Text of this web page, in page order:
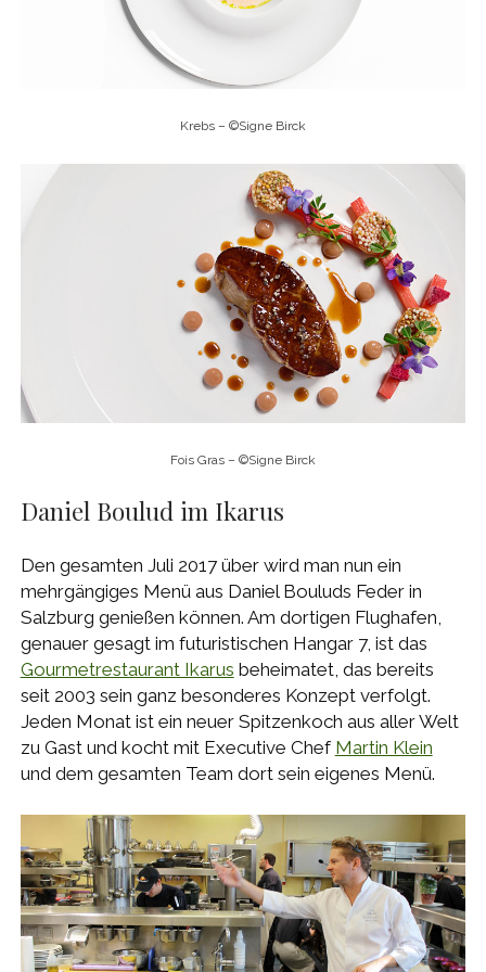
Krebs – ©Signe Birck
Fois Gras – ©Signe Birck
Daniel Boulud im Ikarus
Den gesamten Juli 2017 über wird man nun ein
mehrgängiges Menü aus Daniel Bouluds Feder in
Salzburg genießen können. Am dortigen Flughafen,
genauer gesagt im futuristischen Hangar 7, ist das
Gourmetrestaurant Ikarus beheimatet, das bereits
seit 2003 sein ganz besonderes Konzept verfolgt.
Jeden Monat ist ein neuer Spitzenkoch aus aller Welt
zu Gast und kocht mit Executive Chef Martin Klein
und dem gesamten Team dort sein eigenes Menü.